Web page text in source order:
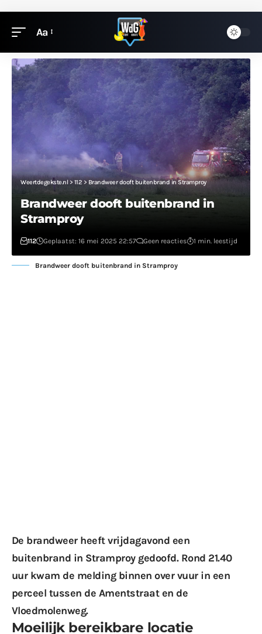
Aa
Weertdegekste.nl> 112 > Brandweer dooft buitenbrand in Stramproy
Brandweer dooft buitenbrand in
Stramproy
112 Geplaatst: 16 mei 2025 22:57 Geen reacties 1 min. leestijd
Brandweer dooft buitenbrand in Stramproy
De brandweer heeft vrijdagavond een
buitenbrand in Stramproy gedoofd. Rond 21.40
uur kwam de melding binnen over vuur in een
perceel tussen de Amentstraat en de
Vloedmolenweg.
Moeilijk bereikbare locatie